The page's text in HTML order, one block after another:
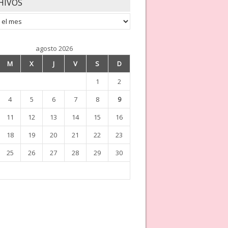
agosto 2026
M
X J V S
D
1
2
4
5 6 7 8
9
11
12 13 14 15
16
18
19 20 21 22
23
25
26 27 28 29 30